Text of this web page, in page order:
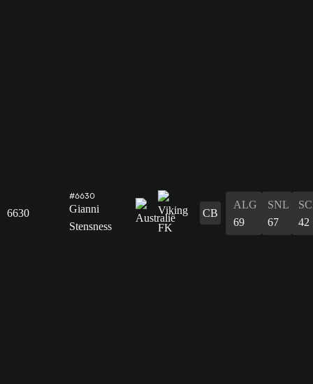
6630
#6630
Gianni
Stensness
CB
ALG
69
SNL
67
42